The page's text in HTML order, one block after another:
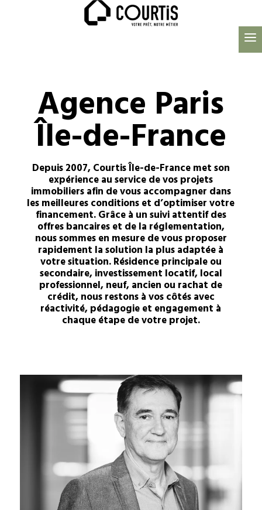
Agence Paris
Île-de-France
Depuis 2007, Courtis Île-de-France met son
expérience au service de vos projets
immobiliers afin de vous accompagner dans
les meilleures conditions et d’optimiser votre
financement. Grâce à un suivi attentif des
offres bancaires et de la réglementation,
nous sommes en mesure de vous proposer
rapidement la solution la plus adaptée à
votre situation. Résidence principale ou
secondaire, investissement locatif, local
professionnel, neuf, ancien ou rachat de
crédit, nous restons à vos côtés avec
réactivité, pédagogie et engagement à
chaque étape de votre projet.